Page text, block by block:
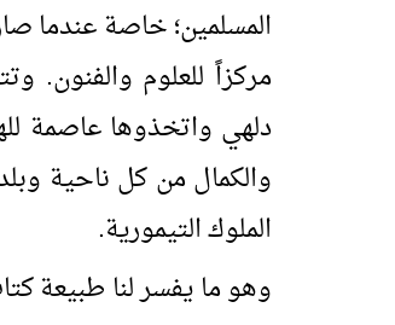
المسلمين؛ خاصة عندما
مركزاً للعلوم والفنون.
دلهي واتخذوها عاصمة
والكمال من كل ناحية
الملوك التيمورية.
وهو ما يفسر لنا طبيعة